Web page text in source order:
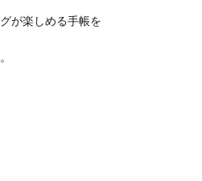
が楽しめる手帳を